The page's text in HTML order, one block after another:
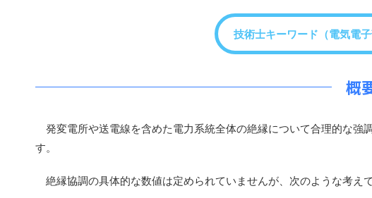
技術士キーワード（電気電
概
発変電所や送電線を含めた電力系統全体の絶縁について合理的な強
す。
絶縁協調の具体的な数値は定められていませんが、次のような考え